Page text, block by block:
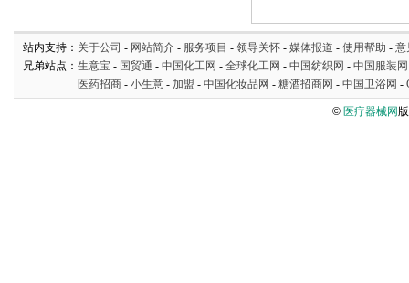
站内支持： 关于公司 - 网站简介 - 服务项目 - 领导关怀 - 媒体报道 - 使用帮助 - 意
兄弟站点： 生意宝 - 国贸通 - 中国化工网 - 全球化工网 - 中国纺织网 - 中国服装网
医药招商 - 小生意 - 加盟 - 中国化妆品网 - 糖酒招商网 - 中国卫浴网 -
© 医疗器械网